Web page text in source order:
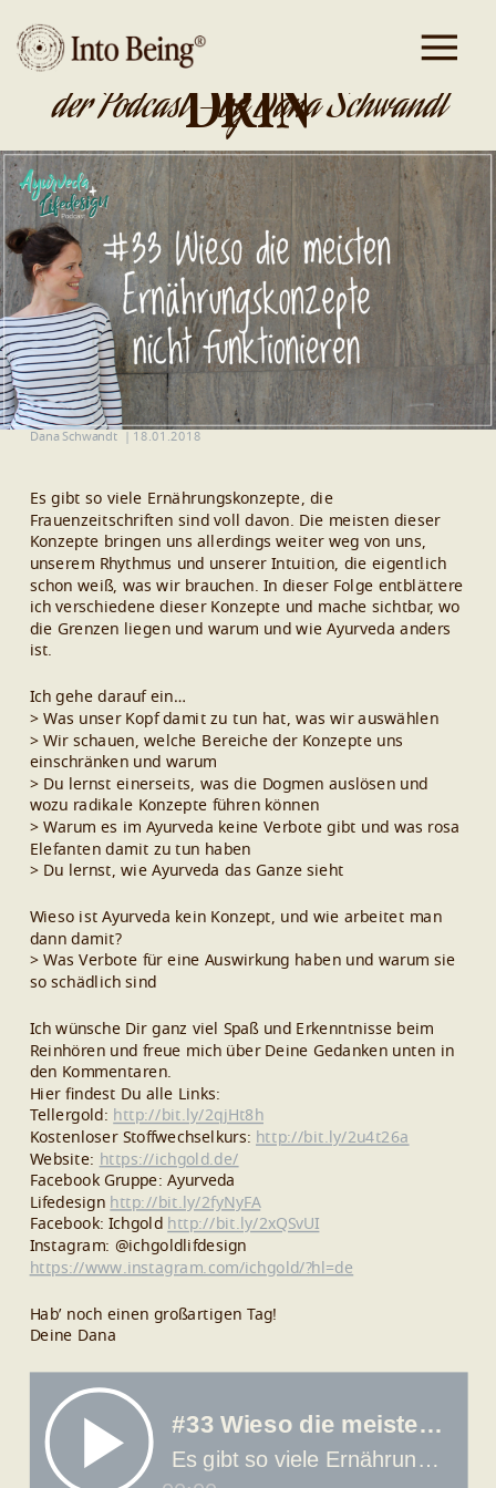
DA IST GOLD
DRIN
der Podcast - by Dana Schwandt
Dana Schwandt 18.01.2018
Es gibt so viele Ernährungskonzepte, die
Frauenzeitschriften sind voll davon. Die meisten dieser
Konzepte bringen uns allerdings weiter weg von uns,
unserem Rhythmus und unserer Intuition, die eigentlich
schon weiß, was wir brauchen. In dieser Folge entblättere
ich verschiedene dieser Konzepte und mache sichtbar, wo
die Grenzen liegen und warum und wie Ayurveda anders
ist.
Ich gehe darauf ein…
> Was unser Kopf damit zu tun hat, was wir auswählen
> Wir schauen, welche Bereiche der Konzepte uns
einschränken und warum
> Du lernst einerseits, was die Dogmen auslösen und
wozu radikale Konzepte führen können
> Warum es im Ayurveda keine Verbote gibt und was rosa
Elefanten damit zu tun haben
> Du lernst, wie Ayurveda das Ganze sieht
Wieso ist Ayurveda kein Konzept, und wie arbeitet man
dann damit?
> Was Verbote für eine Auswirkung haben und warum sie
so schädlich sind
Ich wünsche Dir ganz viel Spaß und Erkenntnisse beim
Reinhören und freue mich über Deine Gedanken unten in
den Kommentaren.
Hier findest Du alle Links:
Tellergold: http://bit.ly/2qjHt8h
Kostenloser Stoffwechselkurs: http://bit.ly/2u4t26a
Website: https://ichgold.de/
Facebook Gruppe: Ayurveda
Lifedesign http://bit.ly/2fyNyFA
Facebook: Ichgold http://bit.ly/2xQSvUI
Instagram: @ichgoldlifdesign
https://www.instagram.com/ichgold/?hl=de
Hab’ noch einen großartigen Tag!
Deine Dana